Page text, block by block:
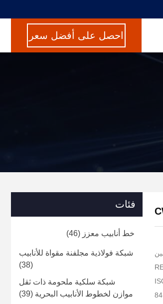
احصل على أفضل سعر
فئات
خط أنابيب معزز (46)
شبكة فولاذية مجلفنة مقواة للأنابيب
(38)
شبكة سلكية ملحومة ذات ثقل
موازن لخطوط الأنابيب البحرية (39)